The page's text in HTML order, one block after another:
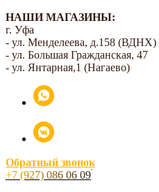
НАШИ МАГАЗИНЫ:
г. Уфа
- ул. Менделеева, д.158 (ВДНХ)
- ул. Большая Гражданская, 47
- ул. Янтарная,1 (Нагаево)
Обратный звонок
+7 (927) 086 06 09